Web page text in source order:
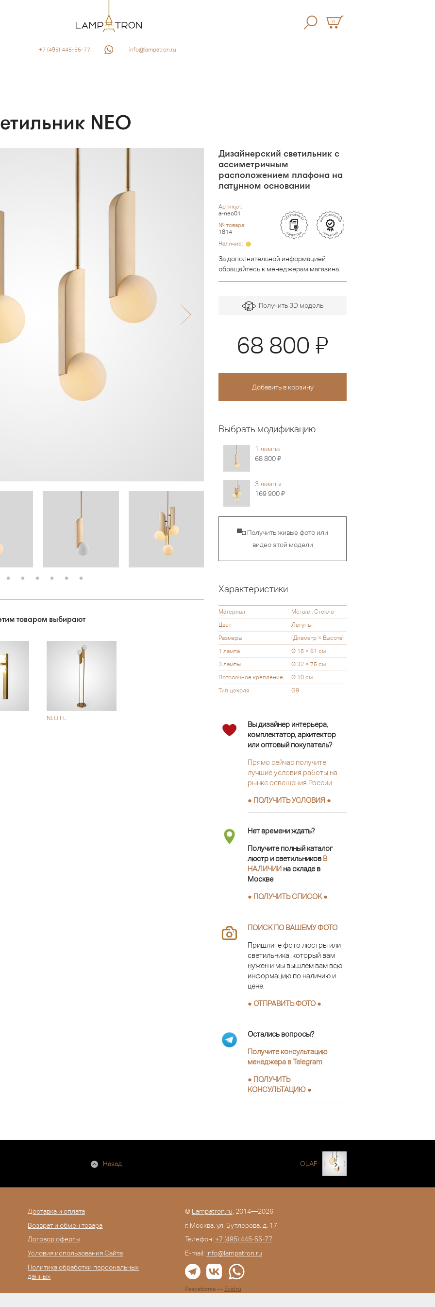
0
+7 (495) 445-55-77 info@lampatron.ru
NEO
товаром выбирают
NEO FL
Дизайнерский светильник с
ассиметричным
расположением плафона на
латунном основании
Артикул:
a-neo01
№ товара:
1814
Наличие:
За дополнительной информацией
обращайтесь к менеджерам магазина.
Получить 3D модель
68 800 Я
Выбрать модификацию
1 лампа.
68 800Я
3 лампы.
169 900Я
▀◘ Получить живые фото или
видео этой модели
Характеристики
Материал
Металл, Стекло
Цвет
Латунь
Размеры
(Диаметр × Высота)
1 лампа
Ø 15 × 61 см
3 лампы
Ø 32 × 75 см
Потолочное крепление
Ø 10 см
Тип цоколя
G9
Вы дизайнер интерьера,
комплектатор, архитектор
или оптовый покупатель?
Прямо сейчас получите
лучшие условия работы на
рынке освещения России.
● ПОЛУЧИТЬ УСЛОВИЯ ●
Нет времени ждать?
Получите полный каталог
люстр и светильников В
НАЛИЧИИ на складе в
Москве
● ПОЛУЧИТЬ СПИСОК ●
ПОИСК ПО ВАШЕМУ ФОТО
Пришлите фото люстры или
светильника, который вам
нужен и мы вышлем вам всю
информацию по наличию и
цене.
● ОТПРАВИТЬ ФОТО ●
Остались вопросы?
Получите консультацию
менеджера в Telegram
● ПОЛУЧИТЬ
КОНСУЛЬТАЦИЮ ●
Назад OLAF
Доставка и оплата
Возврат и обмен товара
Договор оферты
Условия использования Сайта
Политика обработки персональных
данных
© Lampatron.ru , 2014—2026
г. Москва. ул. Бутлерова, д. 17
Телефон: +7 (495) 445-55-77
E-mail: info@lampatron.ru
Разработка — Evid.ru